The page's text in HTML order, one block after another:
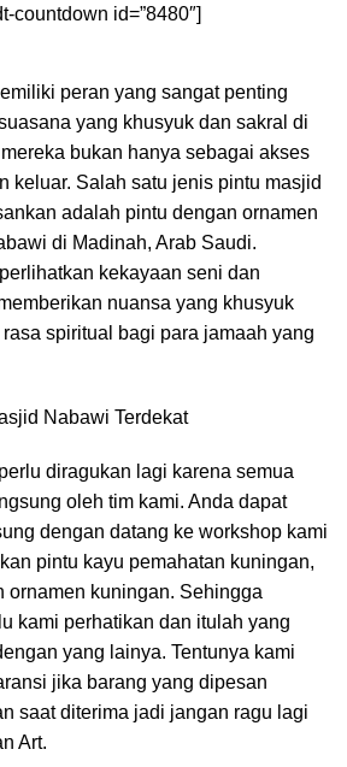
countdown id=”8480″]
peran yang sangat penting
yang khusyuk dan sakral di
bukan hanya sebagai akses
keluar. Salah satu jenis pintu masjid
adalah pintu dengan ornamen
di Madinah, Arab Saudi.
kekayaan seni dan
nuansa yang khusyuk
spiritual bagi para jamaah yang
diragukan lagi karena semua
oleh tim kami. Anda dapat
dengan datang ke workshop kami
pintu kayu pemahatan kuningan,
ornamen kuningan. Sehingga
kami perhatikan dan itulah yang
yang lainya. Tentunya kami
jika barang yang dipesan
saat diterima jadi jangan ragu lagi
Art.